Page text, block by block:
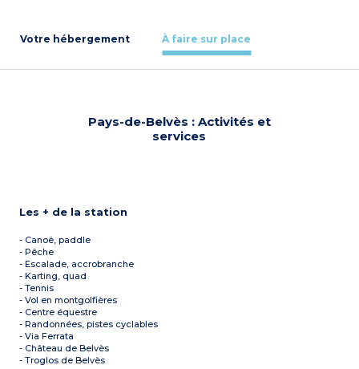
Votre hébergement À faire sur place
Pays-de-Belvès : Activités et
services
Les + de la station
- Canoë, paddle
- Pêche
- Escalade, accrobranche
- Karting, quad
- Tennis
- Vol en montgolfières
- Centre équestre
- Randonnées, pistes cyclables
- Via Ferrata
- Château de Belvès
- Troglos de Belvès